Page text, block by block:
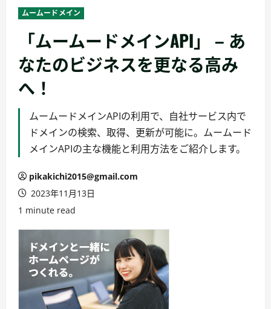
ニ
ュ
ムームードメイン
「ムームードメインAPI」 – あ
なたのビジネスを更なる高み
へ！
ムームードメインAPIの利用で、自社サービス内で
ドメインの検索、取得、更新が可能に。ムームード
メインAPIの主な機能と利用方法をご紹介します。
pikakichi2015@gmail.com
2023年11月13日
1 minute read